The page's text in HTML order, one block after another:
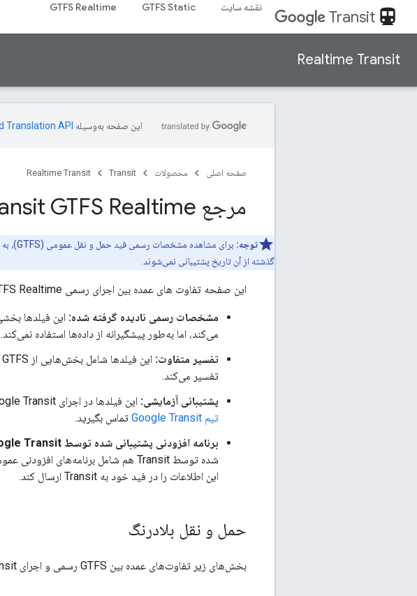
directions_transit
Transit
نقشه سایت GTFS Static
GTFS Realtime
Realtime Transit
این صفحه به‌وسیله
صفحه اصلی محصولات Transit
Realtime Transit
مرجع Google Transit GTFS Realtime و تفاوت ها
توجه: برای مشاهده مشخصات رسمی فید حمل و نقل عمومی (GTFS)، به
گذشته از آن تاریخ پشتیبانی نمی‌شوند.
این صفحه تفاوت های عمده بین اجرای رسمی GTFS Realtime و Google Transit را در زمینه های زیر شرح می دهد:
مشخصات رسمی نادیده گرفته شده:
می‌کند، اما به‌طور پیشگیرانه از داده‌ها استفاده نمی‌کند.
تفسیر متفاوت:
تفسیر می‌کند.
پشتیبانی آزمایشی: این فیلدها در اجرای Google Transit آزمایشی هستند. اگر می‌خواهید یک زمینه آزمایشی جدید پیاده‌سازی کنید، با
تیم Google Transit
تماس بگیرید.
برنامه افزودنی پشتیبانی شده توسط Google Transit:
این اطلاعات را در فید خود به Transit ارسال کند.
حمل و نقل بلادرنگ
بخش‌های زیر تفاوت‌های عمده بین GTFS رسمی و اجرای Google Transit از فید ترانزیت Realtime را نشان می‌دهد.